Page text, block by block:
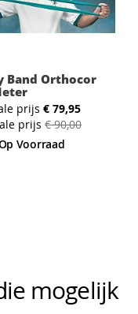
Band Orthocor
prijs € 79,95
prijs € 90,00
Voorraad
mogelijk